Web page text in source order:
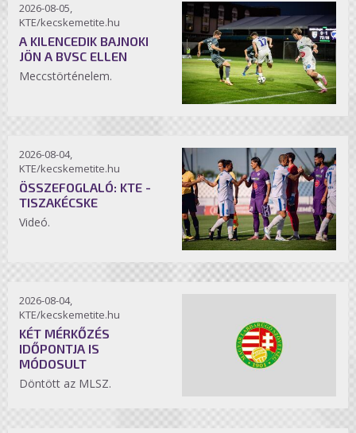
2026-08-05,
KTE/kecskemetite.hu
A KILENCEDIK BAJNOKI
JÖN A BVSC ELLEN
Meccstörténelem.
2026-08-04,
KTE/kecskemetite.hu
ÖSSZEFOGLALÓ: KTE -
TISZAKÉCSKE
Videó.
2026-08-04,
KTE/kecskemetite.hu
KÉT MÉRKŐZÉS
IDŐPONTJA IS
MÓDOSULT
Döntött az MLSZ.